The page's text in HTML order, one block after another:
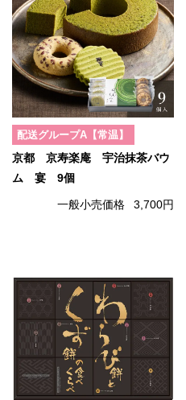
配送グループA【常温】
京都 京寿楽庵 宇治抹茶バウ
ム 宴 9個
一般小売価格 3,700円